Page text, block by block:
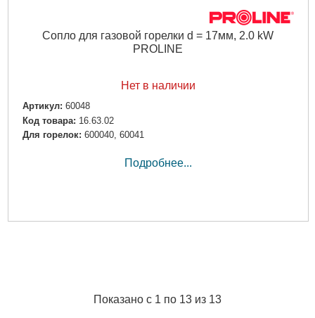
Сопло для газовой горелки d = 17мм, 2.0 kW
PROLINE
Нет в наличии
Артикул: 60048
Код товара: 16.63.02
Для горелок: 600040, 60041
Подробнее...
Показано с 1 по 13 из 13